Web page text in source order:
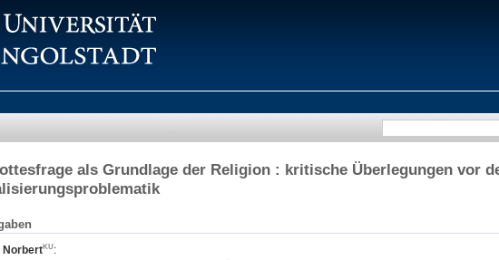
als Grundlage der Religion : kritische Überlegungen vor
Norbert
: